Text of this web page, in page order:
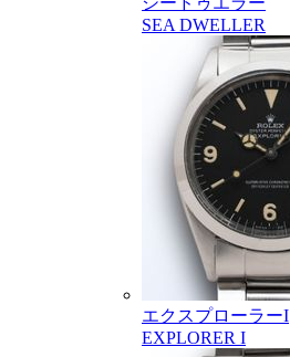
SEA DWELLER
エクスプローラーI
EXPLORER I